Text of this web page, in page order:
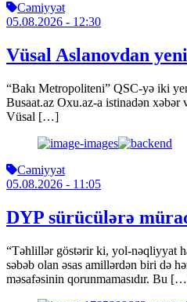
Cəmiyyət
05.08.2026 - 12:30
Vüsal Aslanovdan
“Bakı Metropoliteni” QSC-yə iki
Busaat.az Oxu.az-a istinadən xəbər
Vüsal […]
Cəmiyyət
05.08.2026 - 11:05
DYP sürücülərə
“Təhlillər göstərir ki, yol-nəqliyyat
səbəb olan əsas amillərdən biri də
məsafəsinin qorunmamasıdır. Bu